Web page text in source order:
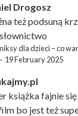
Drogosz
też podsuną
dla dzieci – co
· 19 February 2025
książka fajnie
bo jest też